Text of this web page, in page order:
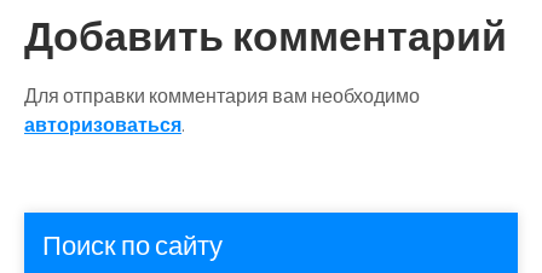
Добавить комментарий
Для отправки комментария вам необходимо
авторизоваться.
Поиск по сайту